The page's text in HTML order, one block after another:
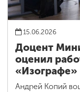
15.06.2026
Доцент
оценил
«Изографе»
Андрей Копий